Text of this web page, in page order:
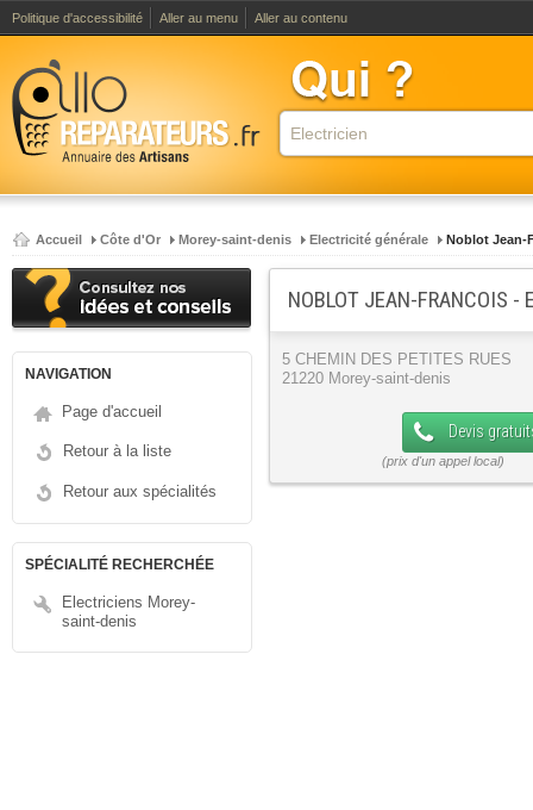
Politique d'accessibilité Aller au menu Aller au contenu
Accueil Côte d'Or Morey-saint-denis Electricité générale Noblot Jean-
NAVIGATION
Page d'accueil
Retour à la liste
Retour aux spécialités
SPÉCIALITÉ RECHERCHÉE
Electriciens Morey-
saint-denis
NOBLOT JEAN-FRANCOIS -
5 CHEMIN DES PETITES RUES
21220 Morey-saint-denis
Devis